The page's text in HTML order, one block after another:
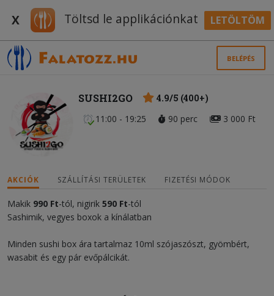
X Töltsd le applikációnkat LETÖLTÖM
BELÉPÉS
SUSHI2GO
4.9/5 (400+)
11:00 - 19:25
90 perc 3 000 Ft
AKCIÓK SZÁLLÍTÁSI TERÜLETEK FIZETÉSI MÓDOK
Makik 990 Ft-tól, nigirik 590 Ft-tól
Sashimik, vegyes boxok a kínálatban
Minden sushi box ára tartalmaz 10ml szójaszószt, gyömbért,
wasabit és egy pár evőpálcikát.